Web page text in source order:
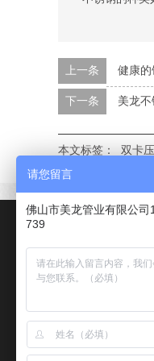
上一条 健康
下一条 美龙
本文标签： 双卡
佛
请您留言
佛山市美龙管业有限公司
739